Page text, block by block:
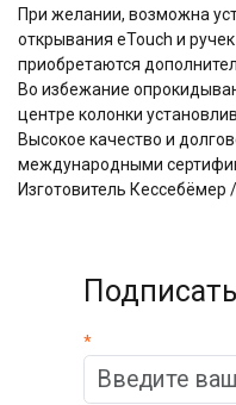
При желании, возможна
открывания eTouch и
приобретаются
Во избежание
центре колонки
Высокое качество и
международными
Изготовитель
*